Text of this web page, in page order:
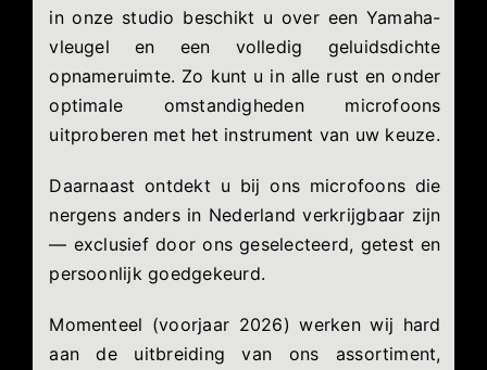
in onze studio beschikt u over een Yamaha-
vleugel en een volledig geluidsdichte
opnameruimte. Zo kunt u in alle rust en onder
optimale omstandigheden microfoons
uitproberen met het instrument van uw keuze.
Daarnaast ontdekt u bij ons microfoons die
nergens anders in Nederland verkrijgbaar zijn
— exclusief door ons geselecteerd, getest en
persoonlijk goedgekeurd.
Momenteel (voorjaar 2026) werken wij hard
aan de uitbreiding van ons assortiment,